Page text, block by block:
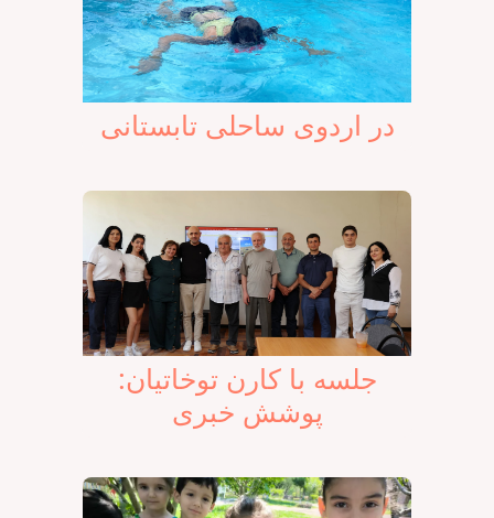
در اردوی ساحلی تابستانی
جلسه با کارن توخاتیان:
پوشش خبری